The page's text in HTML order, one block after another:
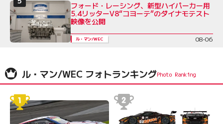
フォード・レーシング、新型ハイパーカー用
5.4リッターV8“コヨーテ”のダイナモテスト
映像を公開
ル・マン/WEC 08-06
ル・マン/WEC フォトランキング